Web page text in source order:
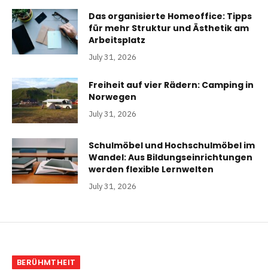
Das organisierte Homeoffice: Tipps
für mehr Struktur und Ästhetik am
Arbeitsplatz
July 31, 2026
Freiheit auf vier Rädern: Camping in
Norwegen
July 31, 2026
Schulmöbel und Hochschulmöbel im
Wandel: Aus Bildungseinrichtungen
werden flexible Lernwelten
July 31, 2026
BERÜHMTHEIT